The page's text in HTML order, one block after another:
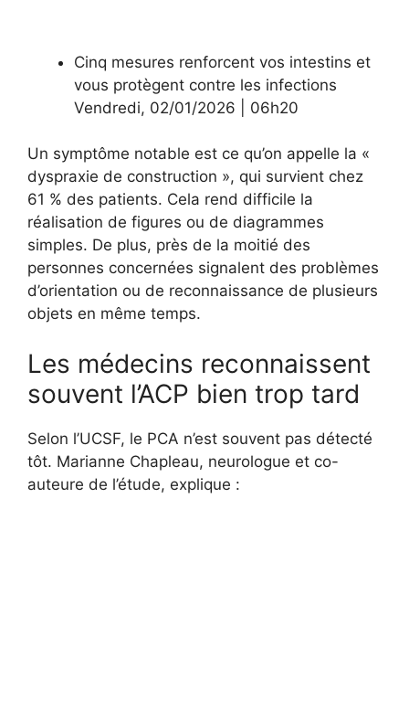
Cinq mesures renforcent vos intestins et
vous protègent contre les infections
Vendredi, 02/01/2026 06h20
Un symptôme notable est ce qu’on appelle la «
dyspraxie de construction », qui survient chez
61 % des patients. Cela rend difficile la
réalisation de figures ou de diagrammes
simples. De plus, près de la moitié des
personnes concernées signalent des problèmes
d’orientation ou de reconnaissance de plusieurs
objets en même temps.
Les médecins reconnaissent
souvent l’ACP bien trop tard
Selon l’UCSF, le PCA n’est souvent pas détecté
tôt. Marianne Chapleau, neurologue et co-
auteure de l’étude, explique :